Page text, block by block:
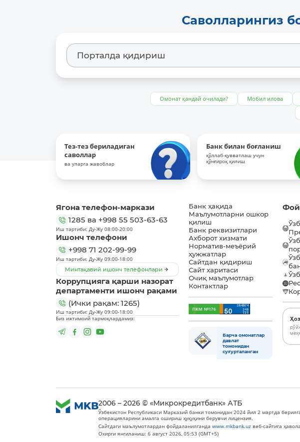
Саволларингиз
Омонат қандай очилади? Мобил илова
Тез-тез бериладиган
саволлар
ва уларга жавоблар
Банк билан боғланиш
қўллаб-қувватлаш учун
қўнғироқ қилиш
Ягона телефон-маркази
1285 ва +998 55 503-63-63
Иш тартиби: Ду-Жу 08:00-20:00
Ишонч телефони
+998 71 202-99-99
Иш тартиби: Ду-Жу 09:00-18:00
Минтақавий ишонч телефонлари
Коррупцияга қарши назорат
департаменти ишонч рақами
(Ички рақам: 1265)
Иш тартиби: Ду-Жу 09:00-18:00
Биз ижтимоий тармоқлардамиз:
Банк ҳақида
Маълумотларни ошкор
қилиш
Банк реквизитлари
Ахборот хизмати
Норматив-меъёрий
ҳужжатлар
Сайтдан қидириш
Сайт харитаси
Очиқ маълумотлар
Контактлар
Барча омонатлар
давлат
томонидан
суғурталанган
2006 – 2026 © «Микрокредитбанк» АТБ
Ўзбекистон Республикаси Марказий банки томонидан 2024 йил 2 мартда
операцияларини амалга ошириш ҳуқуқини берувчи лицензия.
Сайтдаги маълумотлардан фойдаланилгандаwww.mkbank.uz веб-сайтига
Охирги янгиланиш: 6 август 2026, 05:53 (GMT+5)